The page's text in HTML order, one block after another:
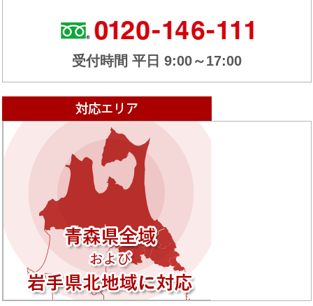
受付時間 平日 9:00～17:00